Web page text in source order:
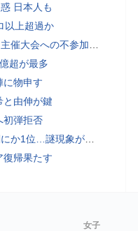
日本人も
以上超過か
「全面支持」表明に反発…「状況は何も変わらない」
超が最多
に物申す
と由伸が鍵
初弾拒否
ですわ」 “囁き”消し去る「意味不明な男」
復帰果たす
女子